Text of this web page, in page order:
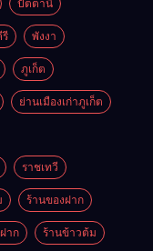
ปัตตานี
พังงา
ภูเก็ต
ย่านเมืองเก่าภูเก็ต
ราชเทวี
ร้านของฝาก
าก ร้านข้าวต้ม